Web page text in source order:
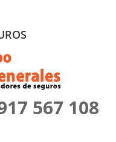
567 108